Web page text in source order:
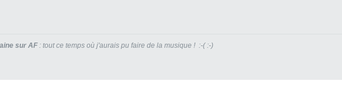
sur AF: tout ce temps où j'aurais pu faire de la musique ! :-( :-)